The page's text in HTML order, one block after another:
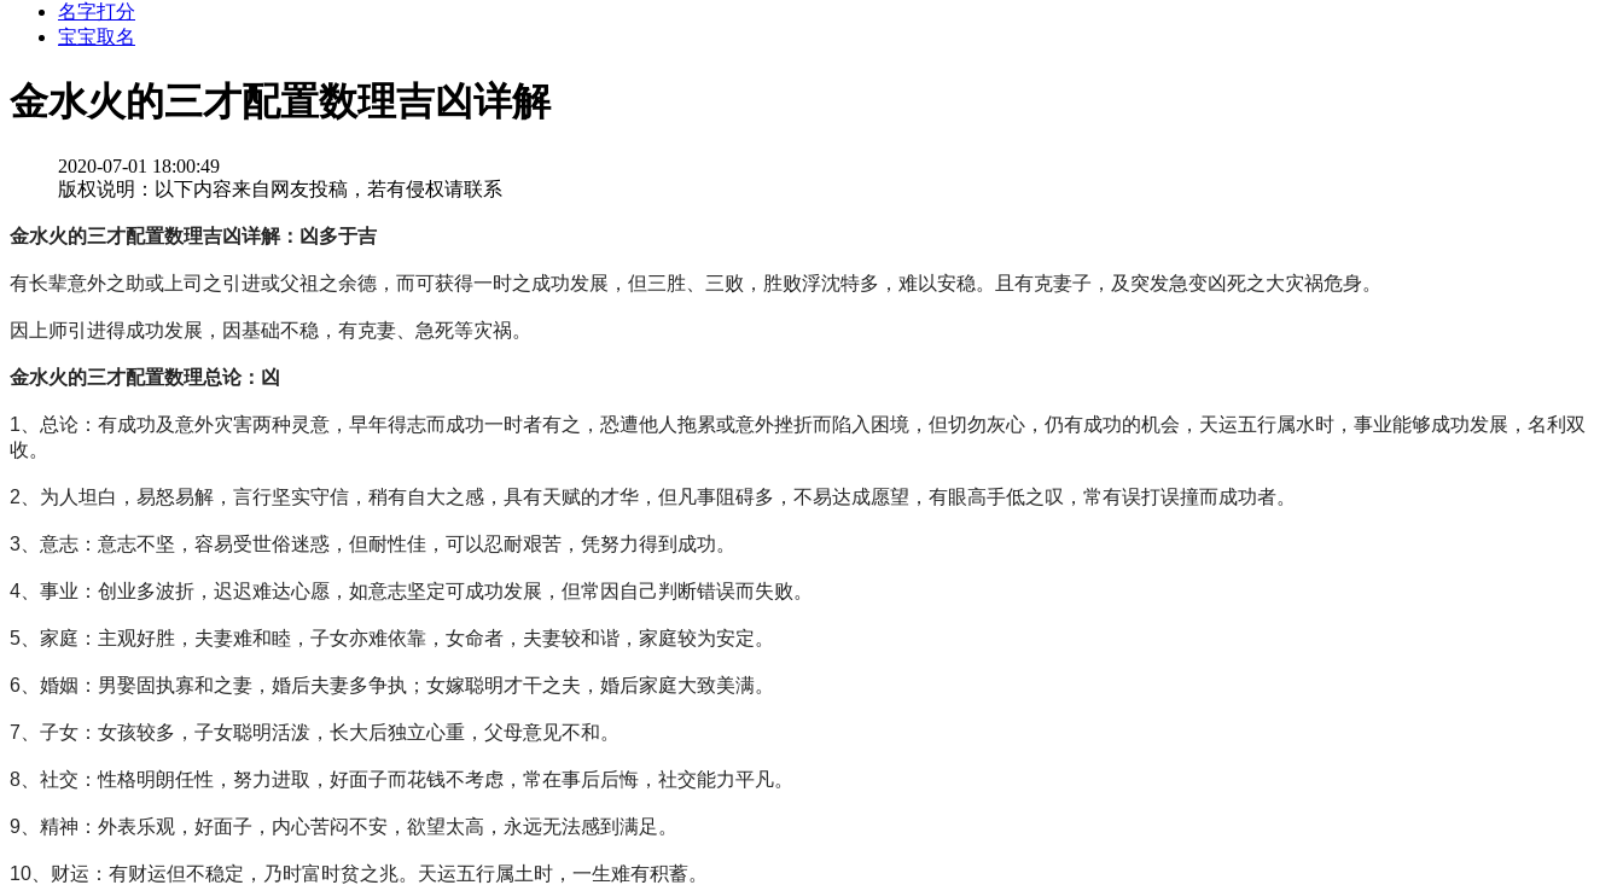
名字打分
宝宝取名
金水火的三才配置数理吉凶详解
2020-07-01 18:00:49
版权说明：以下内容来自网友投稿，若有侵权请联系
金水火的三才配置数理吉凶详解：凶多于吉
有长辈意外之助或上司之引进或父祖之余德，而可获得一时之成功发展，但三胜、三败，胜败浮沈特多，难以安稳。且有克妻子，及突发急变凶死之大灾祸危身。
因上师引进得成功发展，因基础不稳，有克妻、急死等灾祸。
金水火的三才配置数理总论：凶
1、总论：有成功及意外灾害两种灵意，早年得志而成功一时者有之，恐遭他人拖累或意外挫折而陷入困境，但切勿灰心，仍有成功的机会，天运五行属水时，事业能够成功发展，名利双
收。
2、为人坦白，易怒易解，言行坚实守信，稍有自大之感，具有天赋的才华，但凡事阻碍多，不易达成愿望，有眼高手低之叹，常有误打误撞而成功者。
3、意志：意志不坚，容易受世俗迷惑，但耐性佳，可以忍耐艰苦，凭努力得到成功。
4、事业：创业多波折，迟迟难达心愿，如意志坚定可成功发展，但常因自己判断错误而失败。
5、家庭：主观好胜，夫妻难和睦，子女亦难依靠，女命者，夫妻较和谐，家庭较为安定。
6、婚姻：男娶固执寡和之妻，婚后夫妻多争执；女嫁聪明才干之夫，婚后家庭大致美满。
7、子女：女孩较多，子女聪明活泼，长大后独立心重，父母意见不和。
8、社交：性格明朗任性，努力进取，好面子而花钱不考虑，常在事后后悔，社交能力平凡。
9、精神：外表乐观，好面子，内心苦闷不安，欲望太高，永远无法感到满足。
10、财运：有财运但不稳定，乃时富时贫之兆。天运五行属土时，一生难有积蓄。